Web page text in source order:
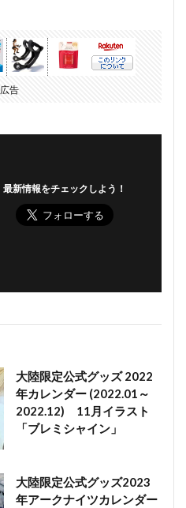
広告
最新情報をチェックしよう！
大陸限定公式グッズ 2022
年カレンダー (2022.01～
2022.12) 11月イラスト
「ブレミシャイン」
大陸限定公式グッズ2023
年アークナイツカレンダー